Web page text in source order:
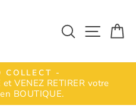
Rechercher
Diaporama
Pause
COLLECT -
VENEZ RETIRER votre
BOUTIQUE.